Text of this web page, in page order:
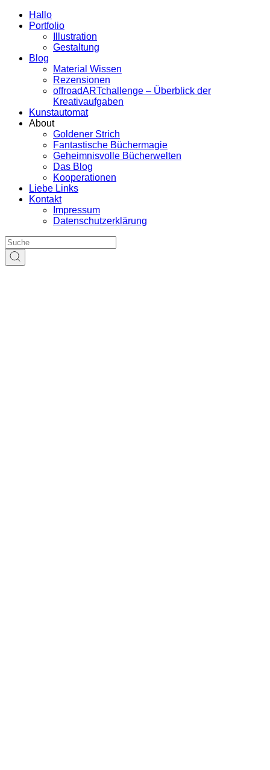
Hallo
Portfolio
Illustration
Gestaltung
Blog
Material Wissen
Rezensionen
offroadARTchallenge – Überblick der
Kreativaufgaben
Kunstautomat
About
Goldener Strich
Fantastische Büchermagie
Geheimnisvolle Bücherwelten
Das Blog
Kooperationen
Liebe Links
Kontakt
Impressum
Datenschutzerklärung